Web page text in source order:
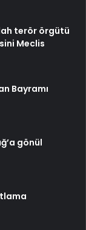
terör örgütü
Meclis
Bayramı
gönül